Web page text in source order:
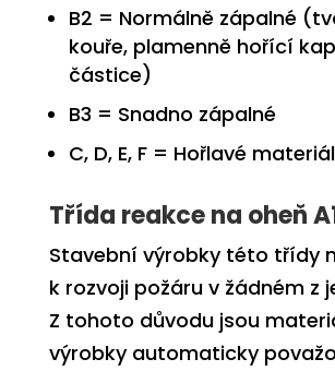
B2 = Normálně zápalné
kouře, plamenně hořící
částice)
B3 = Snadno zápalné
C, D, E, F = Hořlavé
Třída reakce na oheň
Stavební výrobky této třídy
k rozvoji požáruv žádném z
Z tohoto důvodu jsou
výrobky automaticky